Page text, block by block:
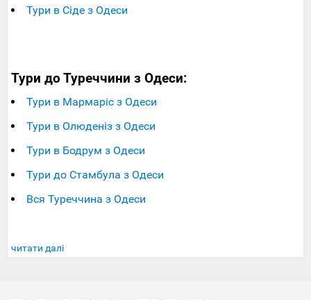
Тури в Сіде з Одеси
Тури до Туреччини з Одеси:
Тури в Мармаріс з Одеси
Тури в Олюденіз з Одеси
Тури в Бодрум з Одеси
Тури до Стамбула з Одеси
Вся Туреччина з Одеси
читати далі